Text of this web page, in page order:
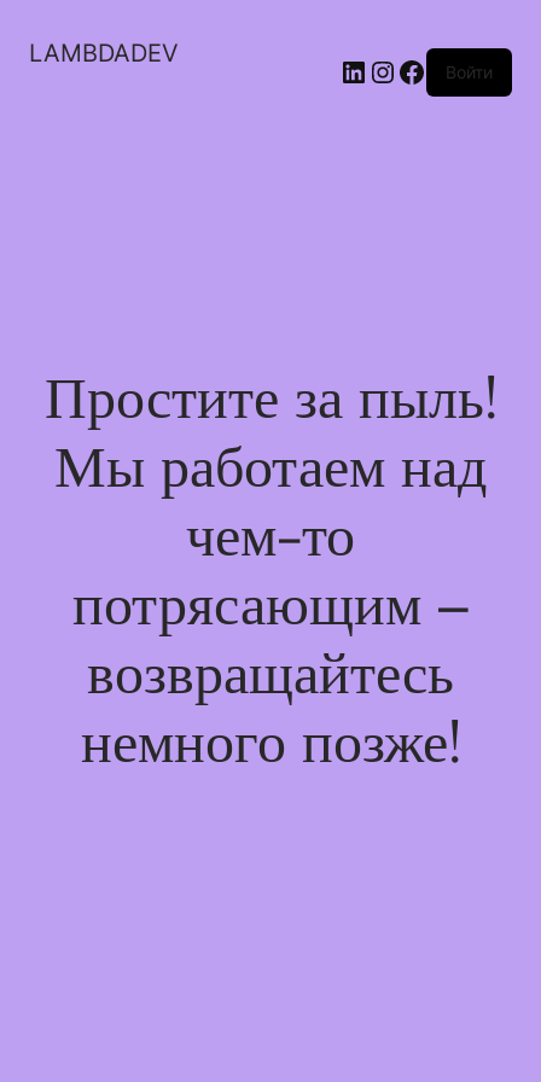
LAMBDADEV LinkedIn
Instagram
Facebook
Войти
Простите за пыль!
Мы работаем над
чем-то
потрясающим –
возвращайтесь
немного позже!